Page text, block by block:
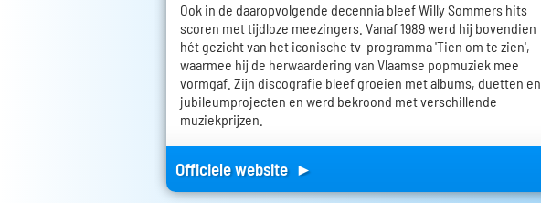
Ook in de daaropvolgende decennia bleef Willy Sommers hits
scoren met tijdloze meezingers. Vanaf 1989 werd hij bovendien
hét gezicht van het iconische tv-programma 'Tien om te zien',
waarmee hij de herwaardering van Vlaamse popmuziek mee
vormgaf. Zijn discografie bleef groeien met albums, duetten en
jubileumprojecten en werd bekroond met verschillende
muziekprijzen.
Officiele website ►